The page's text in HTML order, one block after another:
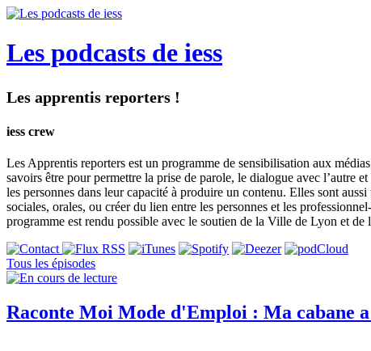
Les podcasts de iess
Les apprentis reporters !
iess crew
Les Apprentis reporters est un programme de sensibilisation aux
savoirs être pour permettre la prise de parole, le dialogue avec l’autre
les personnes dans leur capacité à produire un contenu. Elles sont
sociales, orales, ou créer du lien entre les personnes et les
programme est rendu possible avec le soutien de la Ville de Lyon et de
Tous les épisodes
Raconte Moi Mode d'Emploi : Ma cabane